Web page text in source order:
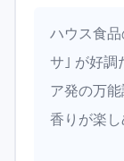
ハウス食
サ｣ が好調
ア発の万
香りが楽し